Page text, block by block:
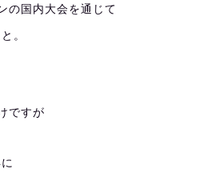
の国内大会を通じて
。
ですが